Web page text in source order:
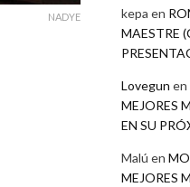
NADYE kepa en
MAESTRE
Lovegun en
MEJORES
EN SU
Malú en
MEJORES